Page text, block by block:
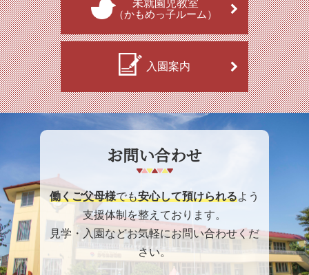
未就園児教室
（かもめっ子ルーム）
入園案内
お問い合わせ
働くご父母様でも安心して預けられるよう
支援体制を整えております。
見学・入園などお気軽にお問い合わせくだ
さい。